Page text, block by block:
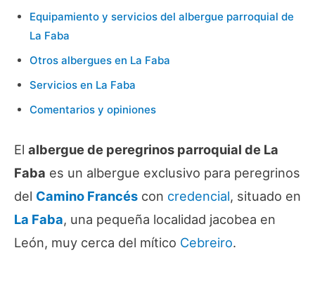
Equipamiento y servicios del albergue parroquial de
La Faba
Otros albergues en La Faba
Servicios en La Faba
Comentarios y opiniones
El albergue de peregrinos parroquial de La
Faba es un albergue exclusivo para peregrinos
del Camino Francés con credencial, situado en
La Faba, una pequeña localidad jacobea en
León, muy cerca del mítico Cebreiro.